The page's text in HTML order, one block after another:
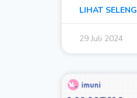
LIHAT
29 Juli 2024